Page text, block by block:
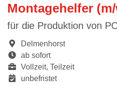
Montagehelfer
für die Produktion von
Delmenhorst
ab sofort
Vollzeit, Teilzeit
unbefristet